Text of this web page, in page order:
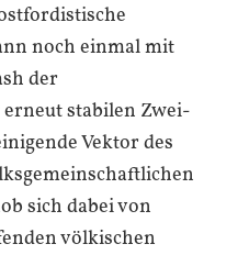
noch einmal mit
der
stabilen Zwei-
Vektor des
sich dabei von
völkischen